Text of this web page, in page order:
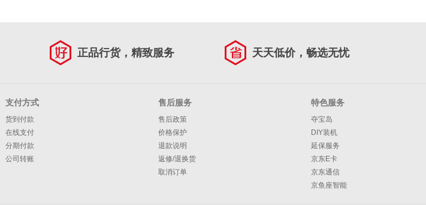
正品行货，精致服务 天天低价，畅选无忧
支付方式
货到付款
在线支付
分期付款
公司转账
售后服务
售后政策
价格保护
退款说明
返修/退换货
取消订单
特色服务
夺宝岛
DIY装机
延保服务
京东E卡
京东通信
京鱼座智能